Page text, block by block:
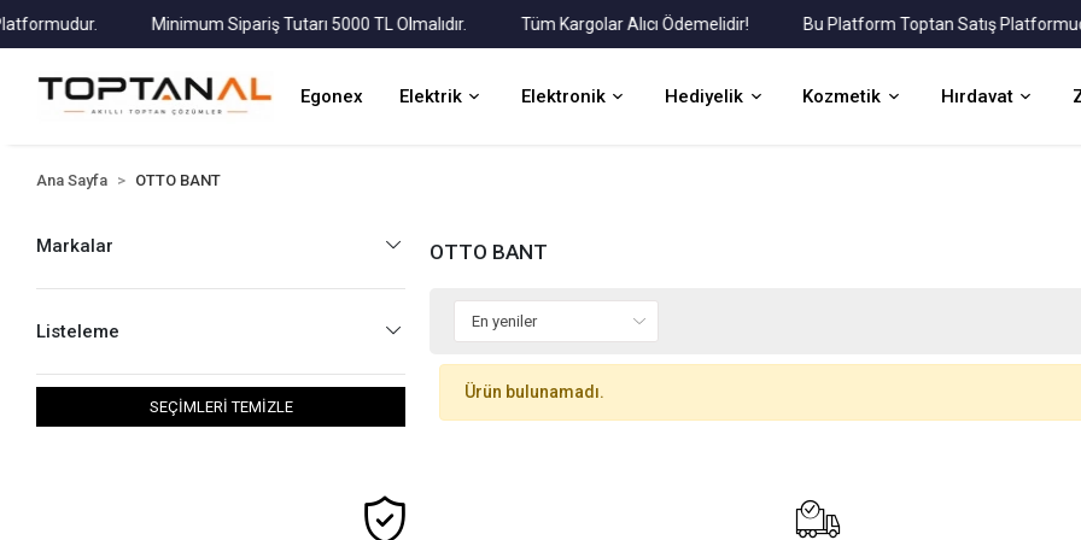
Minimum Sipariş Tutarı 5000 TL Olmalıdır. Tüm Kargolar Alıcı Ödemelidir! Bu Platform Toptan Satış Platformudur.
Egonex Elektrik Elektronik Hediyelik Kozmetik Hırdavat
Ana Sayfa OTTO BANT
Markalar
Listeleme
SEÇİMLERİ TEMİZLE
OTTO BANT
Ürün bulunamadı.